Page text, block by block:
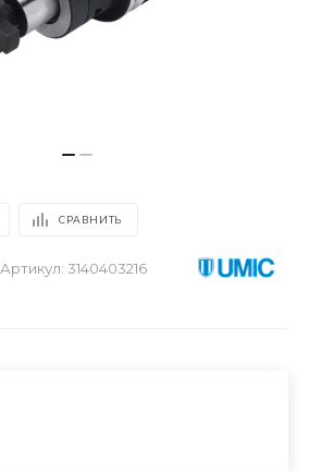
СРАВНИТЬ
Артикул: 3140403216